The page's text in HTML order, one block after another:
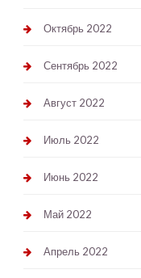
Октябрь 2022
Сентябрь 2022
Август 2022
Июль 2022
Июнь 2022
Май 2022
Апрель 2022